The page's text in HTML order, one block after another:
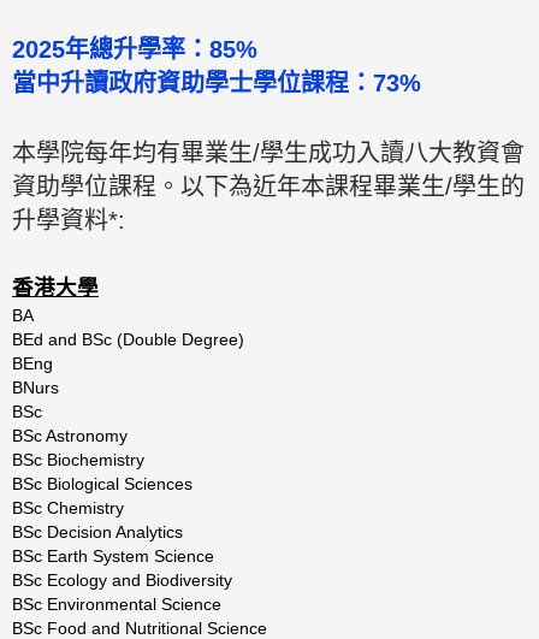
2025年總升學率：85%
當中升讀政府資助學士學位課程：73%
本學院每年均有畢業生/學生成功入讀八大教資會
資助學位課程。以下為近年本課程畢業生/學生的
升學資料*:
香港大學
BA
BEd and BSc (Double Degree)
BEng
BNurs
BSc
BSc Astronomy
BSc Biochemistry
BSc Biological Sciences
BSc Chemistry
BSc Decision Analytics
BSc Earth System Science
BSc Ecology and Biodiversity
BSc Environmental Science
BSc Food and Nutritional Science